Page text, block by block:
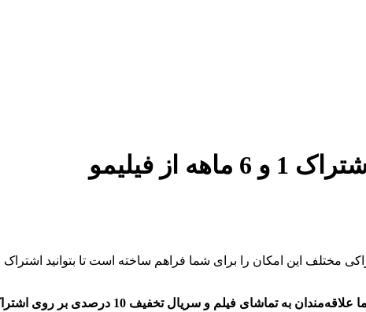
مختلف این امکان را برای شما فراهم ساخته است تا بتوانید
10 درصدی بر روی اشتراک یک و شش ماهه سامانه اعمال کرده است، پس فرصت را از دست ندهید.